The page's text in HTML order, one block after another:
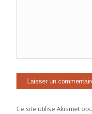
Ce site utilise Akismet